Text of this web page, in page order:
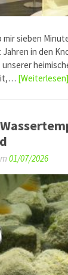
mir sieben
in den
[Weiterlesen]
01/07/2026